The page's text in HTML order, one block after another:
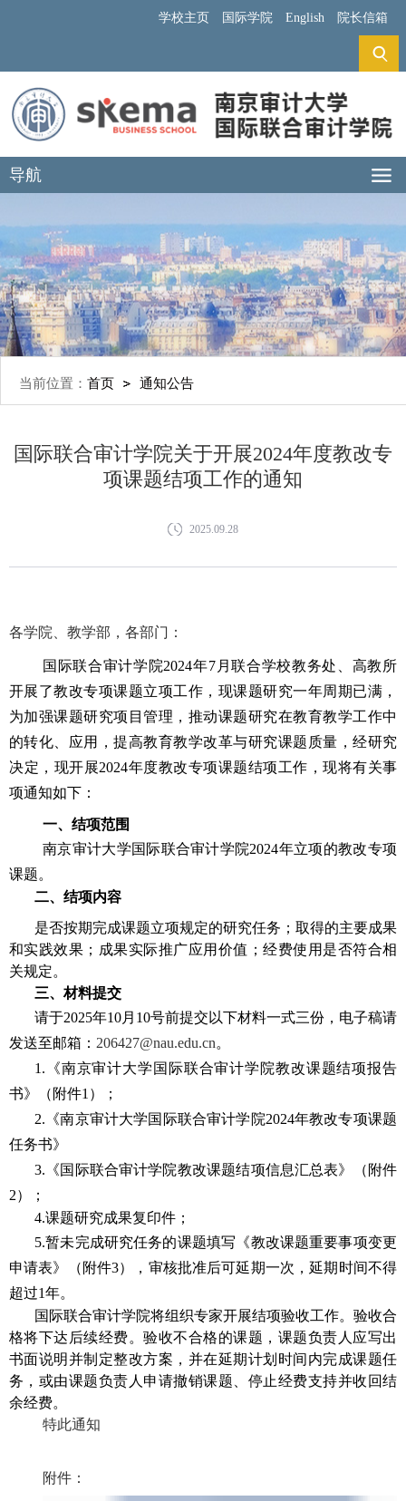
学校主页 国际学院 English 院长信箱
导航
当前位置： 首页 通知公告
国际联合审计学院关于开展2024年度教改专
项课题结项工作的通知
2025.09.28
各学院、教学部，各部门：
国际联合审计学院2024年7月联合学校教务处、高教所
开展了教改专项课题立项工作，现课题研究一年周期已满，
为加强课题研究项目管理，推动课题研究在教育教学工作中
的转化、应用，提高教育教学改革与研究课题质量，经研究
决定，现开展2024年度教改专项课题结项工作，现将有关事
项通知如下：
一、结项范围
南京审计大学国际联合审计学院2024年立项的教改专项
课题。
二、结项内容
是否按期完成课题立项规定的研究任务；取得的主要成果
和实践效果；成果实际推广应用价值；经费使用是否符合相
关规定。
三、材料提交
请于2025年10月 10号前提交以下材料一式三份，电子稿请
发送至邮箱： 206427@nau.edu.cn。
1. 《南京审计大学国际联合审计学院教改课题结项报告
书》（附件1 ）；
2. 《南京审计大学国际联合审计学院2024年教改专项课题
任务书》
3. 《国际联合审计学院教改课题结项信息汇总表》（附件
2）；
4.课题研究成果复印件；
5.暂未完成研究任务的课题填写《教改课题重要事项变更
申请表》（附件3），审核批准后可延期一次，延期时间不得
超过1年。
国际联合审计学院将组织专家开展结项验收工作。验收合
格将下达后续经费。验收不合格的课题，课题负责人应写出
书面说明并制定整改方案，并在延期计划时间内完成课题任
务，或由课题负责人申请撤销课题、停止经费支持并收回结
余经费。
特此通知
附件：